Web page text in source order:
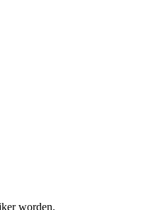
worden.